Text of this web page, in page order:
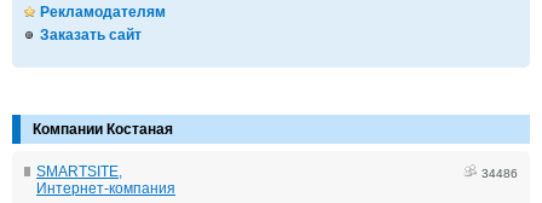
Рекламодателям
Заказать сайт
Компании Костаная
SMARTSITE,
Интернет-компания
34486